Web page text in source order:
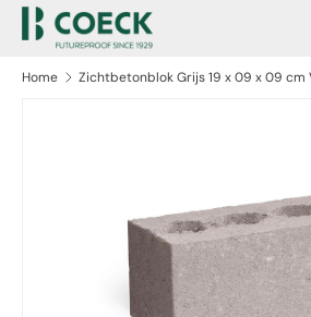
naar inhoud
Zoeken
Home Zichtbetonblok Grijs 19 x 09 x 09 cm